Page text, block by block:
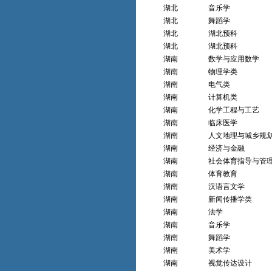
湖北
音乐学
湖北
舞蹈学
湖北
湖北预科
湖北
湖北预科
湖南
数学与应用数学
湖南
物理学类
湖南
电气类
湖南
计算机类
湖南
化学工程与工艺
湖南
临床医学
湖南
人文地理与城乡规
湖南
经济与金融
湖南
社会体育指导与管
湖南
体育教育
湖南
汉语言文学
湖南
新闻传播学类
湖南
法学
湖南
音乐学
湖南
舞蹈学
湖南
美术学
湖南
视觉传达设计